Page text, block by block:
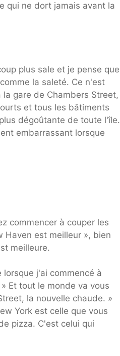
qui ne dort jamais avant la
plus sale et je pense que
la saleté. Ce n'est
gare de Chambers Street,
et tous les bâtiments
dégoûtante de toute l'île.
embarrassant lorsque
commencer à couper les
Haven est meilleur », bien
meilleure.
j'ai commencé à
Et tout le monde va vous
la nouvelle chaude. »
York est celle que vous
pizza. C'est celui qui